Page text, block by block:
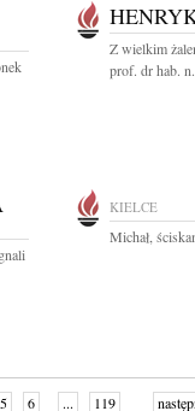
Z wielkim
prof. dr hab.
KIELCE
Michał,
5 6 ... 119